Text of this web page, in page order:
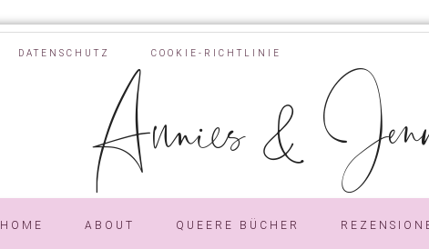
DATENSCHUTZ COOKIE-RICHTLINIE
Annies &
HOME ABOUT QUEERE BÜCHER